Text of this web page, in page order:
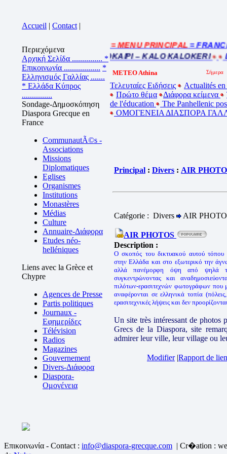
Accueil | Contact |
Περιεχόμενα
Αρχική Σελίδα ............... *
Επικοινωνία .................. *
Ελληνισμός Γαλλίας .......
* Ελλάδα Κύπρος
...............
Sondage-Δημοσκόπηση
Diaspora Grecque en
France
CommunautÃ©s -
Associations
Missions
Diplomatiques
Eglises
Organismes
Institutions
Monastères
Médias
Culture
Annuaire-Διάφορα
Etudes néo-
helléniques
Liens avec la Grèce et
Chypre
Agences de Presse
Partis politiques
Journaux -
Εφημερίδες
Télévision
Radios
Magazines
Gouvernement
Divers-Διάφορα
Diaspora-
Ομογένεια
Cliquez sur la bande annonce = MENU PRINCIPAL=
BEL ETE – ΚΑΛΟ ΚΑΛΟΚΑΙΡΙ – KALO KALOKERI
METEO Athina
Τελευταίες Ειδήσεις
Actualités
Πρώτο θέμα
Διάφορα κείμενα
de l'éducation
The Panhellenic
ΟΜΟΓΕΝΕΙΑ ΔΙΑΣΠΟΡΑ
Principal : Divers : AIR
Catégorie : Divers AIR
AIR PHOTOS
Description :
Ο σκοπός του δικτυακού αυτού τόπου
στην Ελλάδα και στο εξωτερικό την
αλλά πανέμορφη όψη από ψηλά
συγκεντρώνοντας και
πιλότων-ερασιτεχνών φωτογράφων που
αναφέρονται σε ελληνικά τοπία
ερασιτεχνικές λήψεις και δεν
Un site très intéressant de photos
Grecs de la Diaspora, site
admirer leur ville, leur village ou
Modifier|Rapport de
Επικοινωνία - Contact : info@diaspora-grecque.com | Cr�ation :